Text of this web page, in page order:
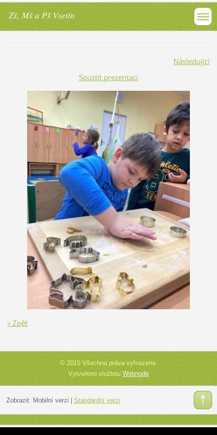
Zš, Mš a Pš Vsetín
Následující
Spustit prezentaci
« Zpět
© 2015 Všechna práva vyhrazena.
Vytvořeno službouWebnode
Zobrazit: Mobilní verzi Standardní verzi